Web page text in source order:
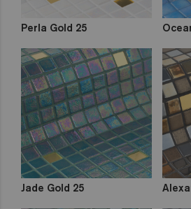
Perla Gold 25
Jade Gold 25